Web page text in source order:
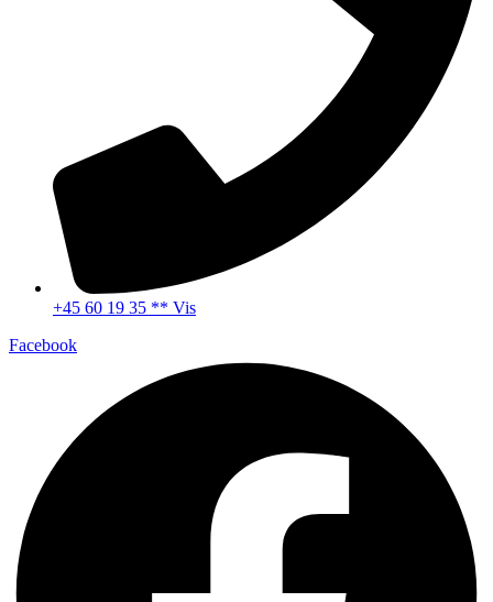
+45 60 19 35 ** Vis
Facebook